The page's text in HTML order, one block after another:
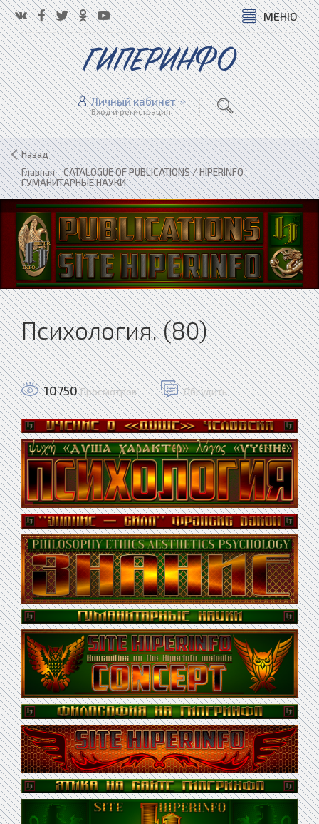
МЕНЮ
ГИПЕРИНФО
Личный кабинет
Вход и регистрация
Назад
Главная»CATALOGUE OF PUBLICATIONS / HIPERINFO»
ГУМАНИТАРНЫЕ НАУКИ
Психология. (80)
10750 Просмотров Обсудить